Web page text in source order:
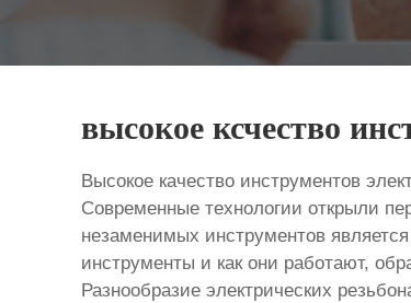
высокое ксчество
Высокое качество инструментов
Современные технологии открыли
незаменимых инструментов
инструменты и как они работают,
Разнообразие электрических